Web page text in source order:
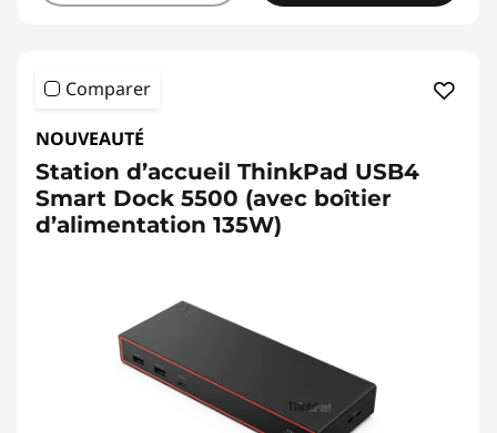
Comparer
NOUVEAUTÉ
Station d’accueil ThinkPad USB4
Smart Dock 5500 (avec boîtier
d’alimentation 135W)